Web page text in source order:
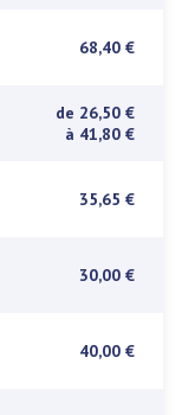
68,40 €
de 26,50 €
à 41,80 €
35,65 €
30,00 €
40,00 €